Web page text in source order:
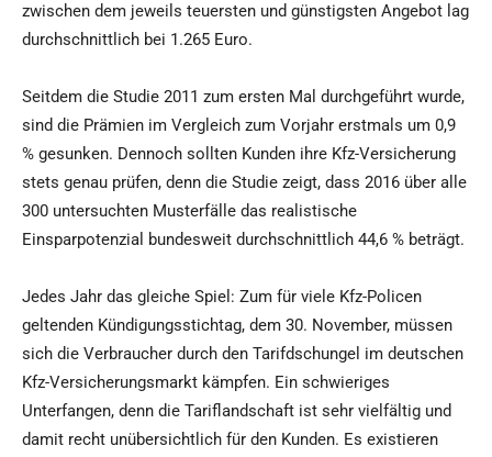
zwischen dem jeweils teuersten und günstigsten Angebot lag
durchschnittlich bei 1.265 Euro.
Seitdem die Studie 2011 zum ersten Mal durchgeführt wurde,
sind die Prämien im Vergleich zum Vorjahr erstmals um 0,9
% gesunken. Dennoch sollten Kunden ihre Kfz-Versicherung
stets genau prüfen, denn die Studie zeigt, dass 2016 über alle
300 untersuchten Musterfälle das realistische
Einsparpotenzial bundesweit durchschnittlich 44,6 % beträgt.
Jedes Jahr das gleiche Spiel: Zum für viele Kfz-Policen
geltenden Kündigungsstichtag, dem 30. November, müssen
sich die Verbraucher durch den Tarifdschungel im deutschen
Kfz-Versicherungsmarkt kämpfen. Ein schwieriges
Unterfangen, denn die Tariflandschaft ist sehr vielfältig und
damit recht unübersichtlich für den Kunden. Es existieren